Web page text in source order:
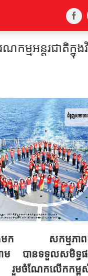
ម្មអន្តរជាតិក្នុ
ងមក សកម្មភាពក
ម បានទទួលសមិទ្ធ
ណែកលើកកម្ពស់កម្